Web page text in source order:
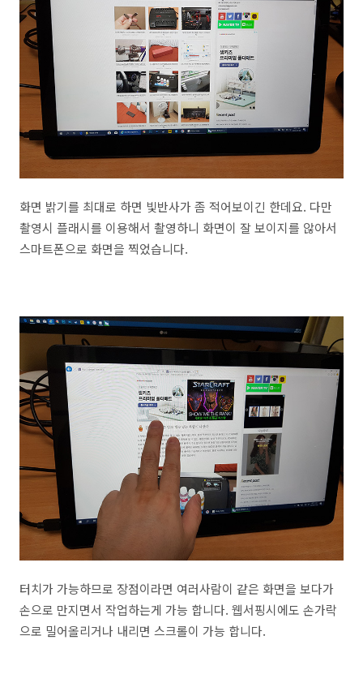
화면 밝기를 최대로 하면 빛반사가 좀 적어보이긴 한데요. 다만
촬영시 플래시를 이용해서 촬영하니 화면이 잘 보이지를 않아서
스마트폰으로 화면을 찍었습니다.
터치가 가능하므로 장점이라면 여러사람이 같은 화면을 보다가
손으로 만지면서 작업하는게 가능 합니다. 웹서핑시에도 손가락
으로 밀어올리거나 내리면 스크롤이 가능 합니다.